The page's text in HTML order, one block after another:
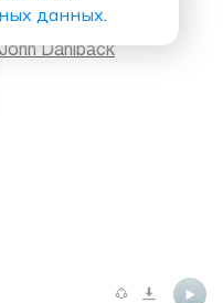
Исполнитель:
John Dahlbäck
данных.